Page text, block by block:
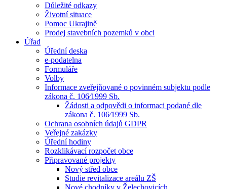
Důležité odkazy
Životní situace
Pomoc Ukrajině
Prodej stavebních pozemků v obci
Úřad
Úřední deska
e-podatelna
Formuláře
Volby
Informace zveřejňované o povinném subjektu podle
zákona č. 106⁄1999 Sb.
Žádosti a odpovědi o informaci podané dle
zákona č. 106⁄1999 Sb.
Ochrana osobních údajů GDPR
Veřejné zakázky
Úřední hodiny
Rozklikávací rozpočet obce
Připravované projekty
Nový střed obce
Studie revitalizace areálu ZŠ
Nové chodníky v Želechovicích